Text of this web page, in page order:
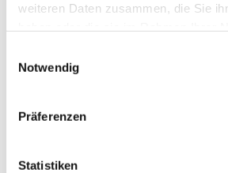
weiteren Daten zusammen, die Sie
Notwendig
Präferenzen
Statistiken